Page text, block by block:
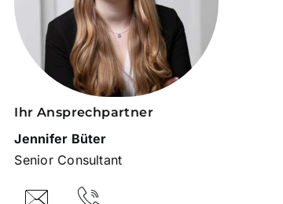
Ihr Ansprechpartner
Jennifer Büter
Senior Consultant